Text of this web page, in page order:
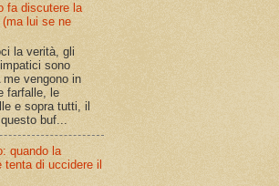
fa discutere la
lui se ne
la verità, gli
sono
me vengono in
farfalle, le
e sopra tutti, il
buf...
quando la
tenta di uccidere il